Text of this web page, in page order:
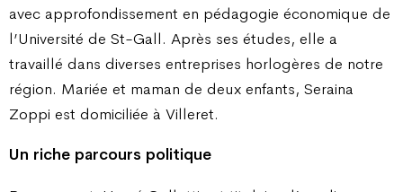
avec approfondissement en pédagogie économique de
l’Université de St-Gall. Après ses études, elle a
travaillé dans diverses entreprises horlogères de notre
région. Mariée et maman de deux enfants, Seraina
Zoppi est domiciliée à Villeret.
Un riche parcours politique